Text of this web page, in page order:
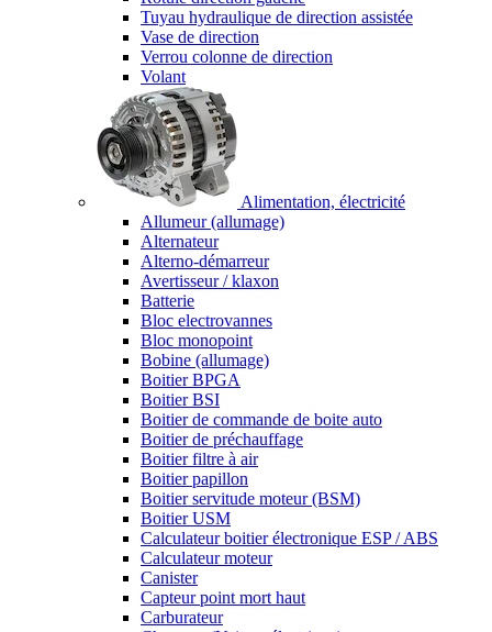
Tuyau hydraulique de direction assistée
Vase de direction
Verrou colonne de direction
Volant
Alimentation, électricité
Allumeur (allumage)
Alternateur
Alterno-démarreur
Avertisseur / klaxon
Batterie
Bloc electrovannes
Bloc monopoint
Bobine (allumage)
Boitier BPGA
Boitier BSI
Boitier de commande de boite auto
Boitier de préchauffage
Boitier filtre à air
Boitier papillon
Boitier servitude moteur (BSM)
Boitier USM
Calculateur boitier électronique ESP / ABS
Calculateur moteur
Canister
Capteur point mort haut
Carburateur